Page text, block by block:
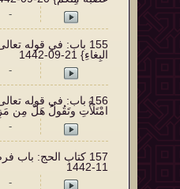
-
155 ‌‌باب: في قوله
البِغاءِ} 21-09-1442
-
156 ‌‌باب: في قوله
امْتَلَأْتِ وتَقُولُ هَلْ مِن مَزِيدٍ} 22-
-
11-1442
-